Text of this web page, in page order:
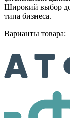
400 ₽.
Широкий выбор
типа бизнеса.
Варианты товара: